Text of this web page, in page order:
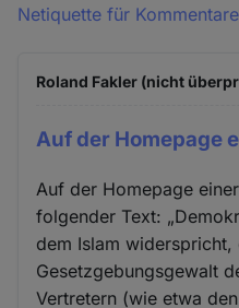
Netiquette für Kommentare
Roland Fakler (nicht
Auf der Homepage
Auf der Homepage
folgender Text:
dem Islam widerspricht,
Gesetzgebungsgewalt
Vertretern (wie etwa